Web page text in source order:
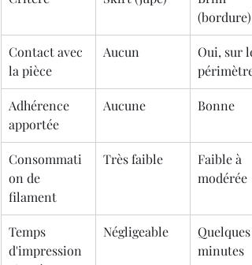
(bordure)
Contact avec
la pièce
Aucun
Oui, sur le
périmètre
Adhérence
apportée
Aucune Bonne
Consommati
on de
filament
Très faible
Faible à
modérée
Temps
d'impression
Négligeable
Quelques
minutes